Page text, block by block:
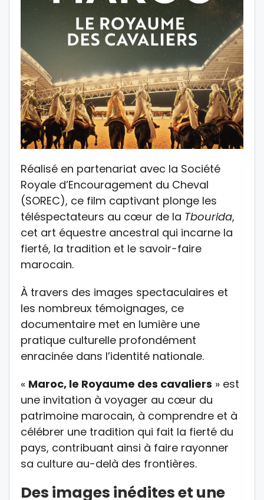
Réalisé en partenariat avec la Société
Royale d’Encouragement du Cheval
(SOREC), ce film captivant plonge les
téléspectateurs au cœur de la Tbourida,
cet art équestre ancestral qui incarne la
fierté, la tradition et le savoir-faire
marocain.
À travers des images spectaculaires et
les nombreux témoignages, ce
documentaire met en lumière une
pratique culturelle profondément
enracinée dans l’identité nationale.
« Maroc, le Royaume des cavaliers » est
une invitation à voyager au cœur du
patrimoine marocain, à comprendre et à
célébrer une tradition qui fait la fierté du
pays, contribuant ainsi à faire rayonner
sa culture au-delà des frontières.
Des images inédites et une